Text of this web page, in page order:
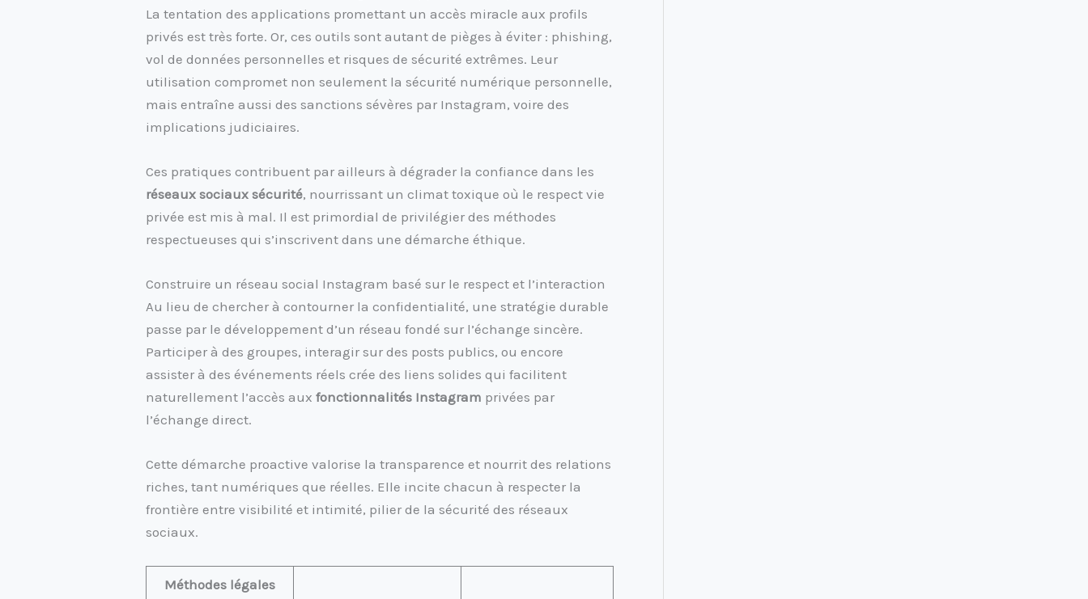
La tentation des applications promettant un accès miracle aux profils
privés est très forte. Or, ces outils sont autant de pièges à éviter : phishing,
vol de données personnelles et risques de sécurité extrêmes. Leur
utilisation compromet non seulement la sécurité numérique personnelle,
mais entraîne aussi des sanctions sévères par Instagram, voire des
implications judiciaires.
Ces pratiques contribuent par ailleurs à dégrader la confiance dans les
réseaux sociaux sécurité, nourrissant un climat toxique où le respect vie
privée est mis à mal. Il est primordial de privilégier des méthodes
respectueuses qui s’inscrivent dans une démarche éthique.
Construire un réseau social Instagram basé sur le respect et l’interaction
Au lieu de chercher à contourner la confidentialité, une stratégie durable
passe par le développement d’un réseau fondé sur l’échange sincère.
Participer à des groupes, interagir sur des posts publics, ou encore
assister à des événements réels crée des liens solides qui facilitent
naturellement l’accès aux fonctionnalités Instagram privées par
l’échange direct.
Cette démarche proactive valorise la transparence et nourrit des relations
riches, tant numériques que réelles. Elle incite chacun à respecter la
frontière entre visibilité et intimité, pilier de la sécurité des réseaux
sociaux.
Méthodes légales